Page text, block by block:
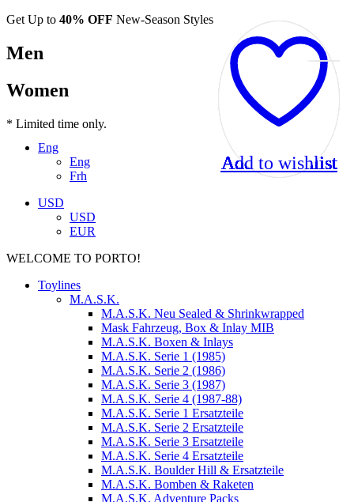
Get Up to 40% OFF New-Season Styles
Men
Women
* Limited time only.
Eng
Eng
Frh
USD
USD
EUR
WELCOME TO PORTO!
Toylines
M.A.S.K.
M.A.S.K. Neu Sealed & Shrinkwrapped
Mask Fahrzeug, Box & Inlay MIB
M.A.S.K. Boxen & Inlays
M.A.S.K. Serie 1 (1985)
M.A.S.K. Serie 2 (1986)
M.A.S.K. Serie 3 (1987)
M.A.S.K. Serie 4 (1987-88)
M.A.S.K. Serie 1 Ersatzteile
M.A.S.K. Serie 2 Ersatzteile
M.A.S.K. Serie 3 Ersatzteile
M.A.S.K. Serie 4 Ersatzteile
M.A.S.K. Boulder Hill & Ersatzteile
M.A.S.K. Bomben & Raketen
M.A.S.K. Adventure Packs
Add to wishlist
Add to wishlist
Add to wishlist
Add to wishlist
Add to wishlist
Add to wishlist
Add to wishlist
Add to wishlist
Add to wishlist